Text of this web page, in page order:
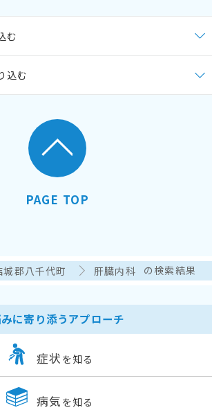
む
込む
PAGE TOP
城郡八千代町 肝臓内科 の検索結果
に寄り添うアプローチ
症状 を知る
病気 を知る